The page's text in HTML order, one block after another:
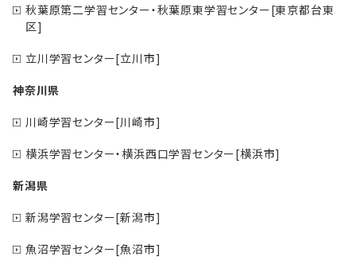
秋葉原第二学習センター・秋葉原東学習センター[東京都台東
区]
立川学習センター[立川市]
神奈川県
川崎学習センター[川崎市]
横浜学習センター・横浜西口学習センター[横浜市]
新潟県
新潟学習センター[新潟市]
魚沼学習センター[魚沼市]